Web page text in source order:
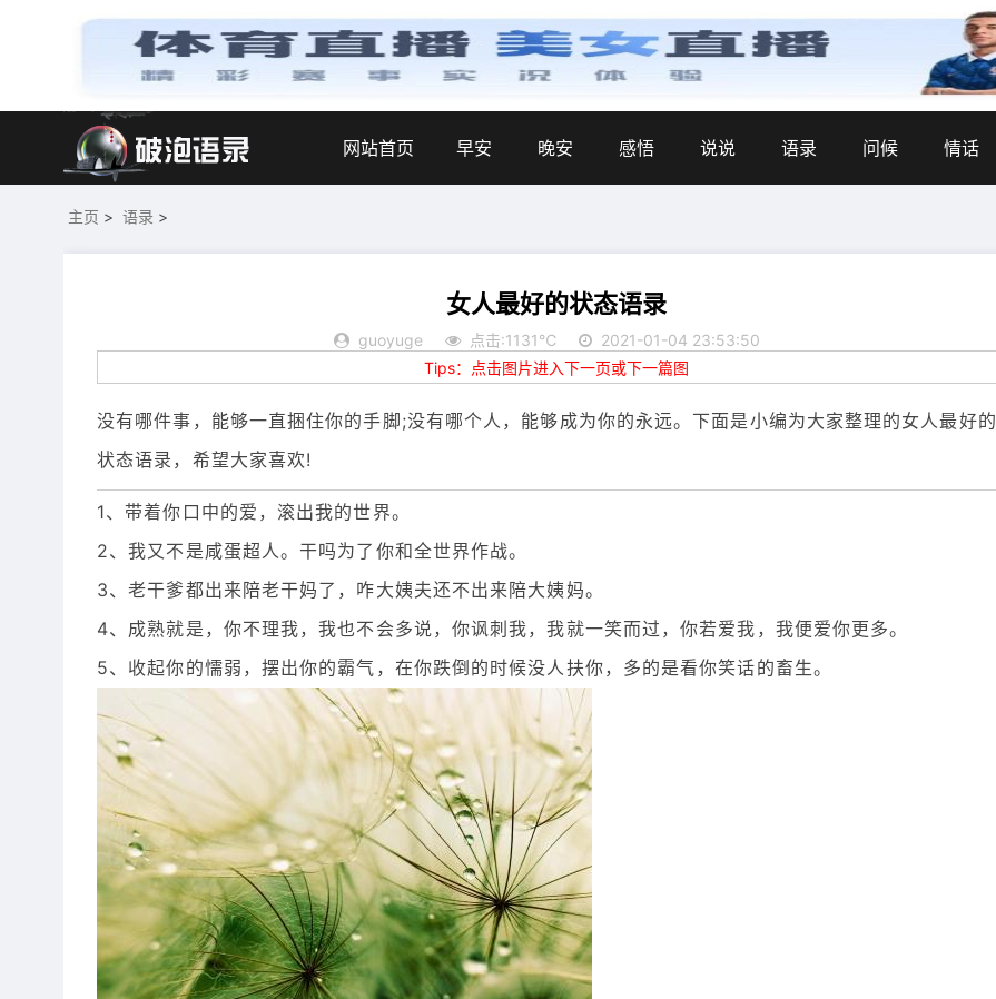
网站首页 早安 晚安 感悟 说说 语录 问候 情话
主页 > 语录 >
女人最好的状态语录
guoyuge 点击:1131℃
2021-01-04 23:53:50
Tips：点击图片进入下一页或下一篇图
没有哪件事，能够一直捆住你的手脚;没有哪个人，能够成为你的永远。下面是小编为大家整理的女人最好的
状态语录，希望大家喜欢!
1、带着你口中的爱，滚出我的世界。
2、我又不是咸蛋超人。干吗为了你和全世界作战。
3、老干爹都出来陪老干妈了，咋大姨夫还不出来陪大姨妈。
4、成熟就是，你不理我，我也不会多说，你讽刺我，我就一笑而过，你若爱我，我便爱你更多。
5、收起你的懦弱，摆出你的霸气，在你跌倒的时候没人扶你，多的是看你笑话的畜生。